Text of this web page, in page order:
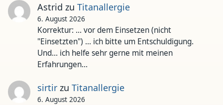
Astrid zu Titanallergie
6. August 2026
Korrektur: ... vor dem Einsetzen (nicht
"Einsetzten") ... ich bitte um Entschuldigung.
Und... ich helfe sehr gerne mit meinen
Erfahrungen…
sirtirzu Titanallergie
6. August 2026